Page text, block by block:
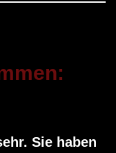
Sie haben